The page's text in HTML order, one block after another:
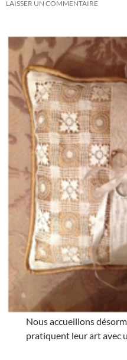
LAISSER UN COMMENTAIRE
Nous accueillons
pratiquent leur art avec